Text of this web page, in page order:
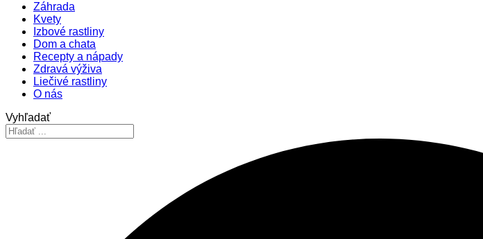
Záhrada
Kvety
Izbové rastliny
Dom a chata
Recepty a nápady
Zdravá výživa
Liečivé rastliny
O nás
Vyhľadať